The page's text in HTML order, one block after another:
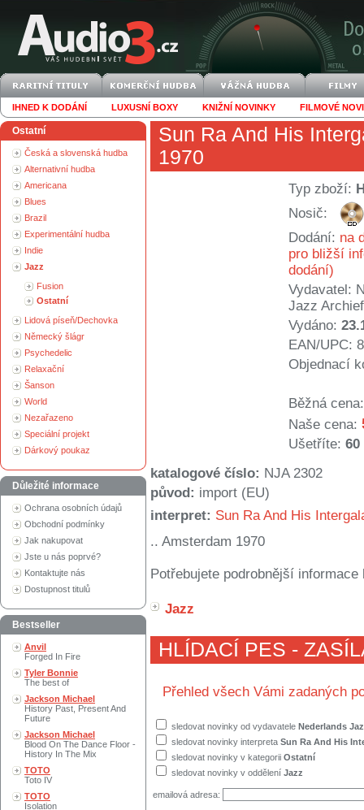
IHNED K DODÁNÍ LUXUSNÍ BOXY KNIŽNÍ NOVINKY FILMOVÉ
Ostatní
Česká a slovenská hudba
Alternativní hudba
Americana
Blues
Brazil
Experimentální hudba
Indie
Jazz
Fusion
Ostatní
Lidová píseň/Dechovka
Německý šlágr
Psychedelic
Relaxační
Šanson
World
Nezařazeno
Speciální projekt
Dárkový poukaz
Důležité informace
Ochrana osobních údajů
Obchodní podmínky
Jak nakupovat
Jste u nás poprvé?
Kontaktujte nás
Dostupnost titulů
Bestseller
Anvil
Forged In Fire
Tyler Bonnie
The best of
Jackson Michael
History Past, Present And
Future
Jackson Michael
Blood On The Dance Floor -
History In The Mix
TOTO
Toto IV
TOTO
Isolation
Sun Ra And His
1970
Typ zboží:
Nosič:
Dodání: na
pro bližší
dodání)
Vydavatel:
Jazz Archief
Vydáno:
EAN/UPC:
Objednací
Běžná cena:
Naše cena:
Ušetříte: 60
katalogové číslo: NJA 2302
původ: import (EU)
interpret: Sun Ra And His
.. Amsterdam 1970
Potřebujete podrobnější
Jazz
HLÍDACÍ PES -
Přehled všech Vámi zadaných
sledovat novinky od vydavatele Nederlands
sledovat novinky interpreta Sun Ra And His
sledovat novinky v kategorii Ostatní
sledovat novinky v oddělení Jazz
emailová adresa: